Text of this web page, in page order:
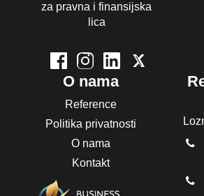
za pravna i finansijska
lica
O nama
Reference
Politika privatnosti
O nama
Kontakt